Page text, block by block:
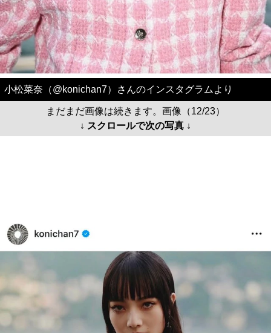
小松菜奈（@konichan7）さんのインスタグラムより
まだまだ画像は続きます。画像（12/23）
↓ スクロールで次の写真 ↓